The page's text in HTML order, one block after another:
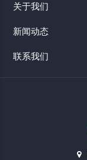
关于我们
新闻动态
联系我们